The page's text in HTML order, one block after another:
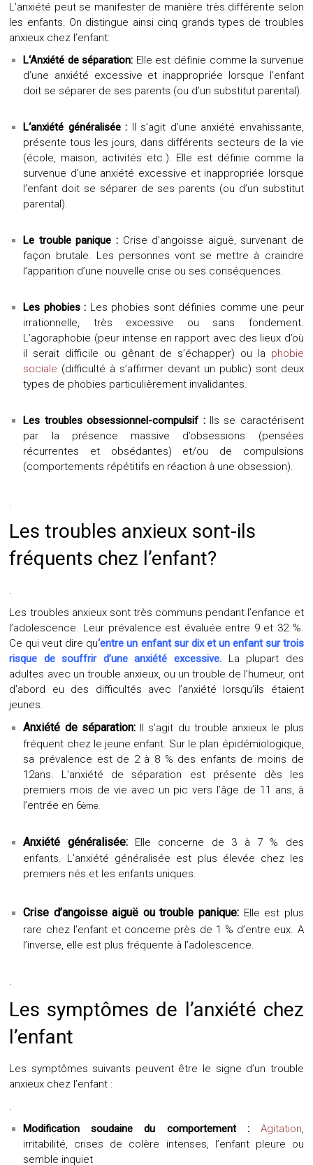
L’anxiété peut se manifester de manière très différente selon
les enfants. On distingue ainsi cinq grands types de troubles
anxieux chez l’enfant:
L‘Anxiété de séparation: Elle est définie comme la survenue
d’une anxiété excessive et inappropriée lorsque l’enfant
doit se séparer de ses parents (ou d’un substitut parental).
L‘anxiété généralisée : Il s’agit d’une anxiété envahissante,
présente tous les jours, dans différents secteurs de la vie
(école, maison, activités etc.). Elle est définie comme la
survenue d’une anxiété excessive et inappropriée lorsque
l’enfant doit se séparer de ses parents (ou d’un substitut
parental).
Le trouble panique : Crise d’angoisse aiguë, survenant de
façon brutale. Les personnes vont se mettre à craindre
l’apparition d’une nouvelle crise ou ses conséquences.
Les phobies: Les phobies sont définies comme une peur
irrationnelle, très excessive ou sans fondement.
L’agoraphobie (peur intense en rapport avec des lieux d’où
il serait difficile ou gênant de s’échapper) ou la phobie
sociale (difficulté à s’affirmer devant un public) sont deux
types de phobies particulièrement invalidantes.
Les troublesobsessionnel-compulsif : Ils se caractérisent
par la présence massive d’obsessions (pensées
récurrentes et obsédantes) et/ou de compulsions
(comportements répétitifs en réaction à une obsession).
.
Les troubles anxieux sont-ils
fréquents chez l’enfant?
.
Les troubles anxieux sont très communs pendant l’enfance et
l’adolescence. Leur prévalence est évaluée entre 9 et 32 %.
Ce qui veut dire qu‘entre un enfant sur dix et un enfant sur trois
risque de souffrir d’une anxiété excessive. La plupart des
adultes avec un trouble anxieux, ou un trouble de l’humeur, ont
d’abord eu des difficultés avec l’anxiété lorsqu’ils étaient
jeunes.
Anxiété de séparation: Il s’agit du trouble anxieux le plus
fréquent chez le jeune enfant. Sur le plan épidémiologique,
sa prévalence est de 2 à 8 % des enfants de moins de
12ans. L’anxiété de séparation est présente dès les
premiers mois de vie avec un pic vers l’âge de 11 ans, à
l’entrée en 6ème.
Anxiété généralisée: Elle concerne de 3 à 7 % des
enfants. L’anxiété généralisée est plus élevée chez les
premiers nés et les enfants uniques.
Crise d’angoisse aiguë ou trouble panique: Elle est plus
rare chez l’enfant et concerne près de 1 % d’entre eux. A
l’inverse, elle est plus fréquente à l’adolescence.
.
Les symptômes de l’anxiété chez
l’enfant
Les symptômes suivants peuvent être le signe d’un trouble
anxieux chez l’enfant :
.
Modification soudaine du comportement : Agitation,
irritabilité, crises de colère intenses, l’enfant pleure ou
semble inquiet